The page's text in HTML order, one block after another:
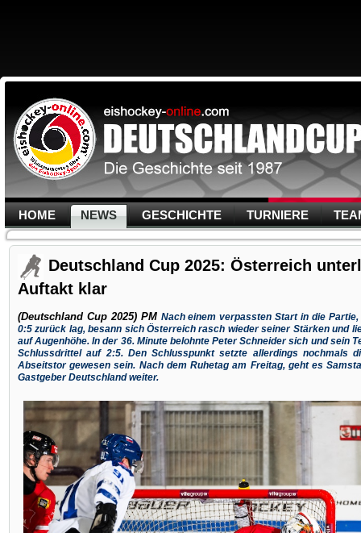
HOME NEWS GESCHICHTE TURNIERE
Deutschland Cup 2025: Österreich
Auftakt klar
(Deutschland Cup 2025) PM Nach einem verpassten Start in die
0:5 zurück lag, besann sich Österreich rasch wieder seiner Stärken und
auf Augenhöhe. In der 36. Minute belohnte Peter Schneider sich und sein
Schlussdrittel auf 2:5. Den Schlusspunkt setzte allerdings nochmals
Abseitstor gewesen sein. Nach dem Ruhetag am Freitag, geht es
Gastgeber Deutschland weiter.